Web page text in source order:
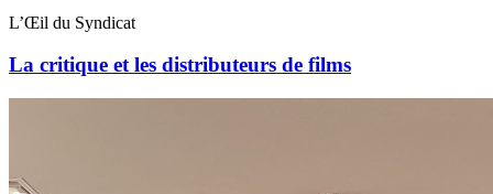
L’Œil du Syndicat
La critique et les distributeurs de films